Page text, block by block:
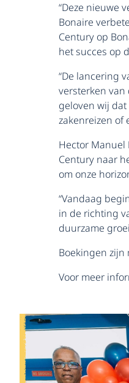
“Deze nieuwe
Bonaire
Century op
het succes op
“De lancering
versterken van
geloven wij
zakenreizen of
Hector Manuel
Century naar
om onze
“Vandaag
in de richting
duurzame
Boekingen zijn
Voor meer